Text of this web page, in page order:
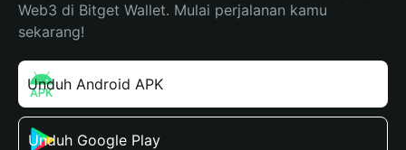
Web3 di Bitget Wallet. Mulai perjalanan kamu
sekarang!
Unduh Android APK
Unduh Google Play